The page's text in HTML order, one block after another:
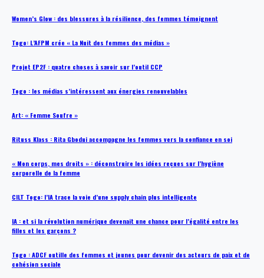
Women’s Glow : des blessures à la résilience, des femmes témoignent
Togo: L’AFPM crée « La Nuit des femmes des médias »
Projet EP2F : quatre choses à savoir sur l’outil CCP
Togo : les médias s’intéressent aux énergies renouvelables
Art: « Femme Soufre »
Rituss Klass : Rita Gbodui accompagne les femmes vers la confiance en soi
« Mon corps, mes droits » : déconstruire les idées reçues sur l’hygiène
corporelle de la femme
CILT Togo: l’IA trace la voie d’une supply chain plus intelligente
IA : et si la révolution numérique devenait une chance pour l’égalité entre les
filles et les garçons ?
Togo : ADCF outille des femmes et jeunes pour devenir des acteurs de paix et de
cohésion sociale